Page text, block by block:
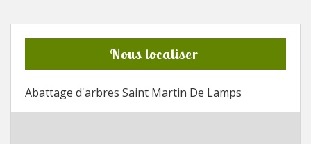
Nous localiser
Abattage d'arbres Saint Martin De Lamps